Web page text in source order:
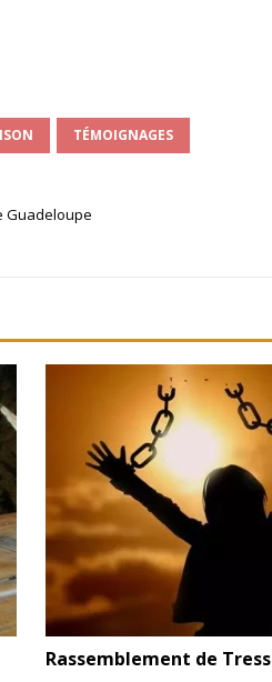
TÉMOIGNAGES
Guadeloupe
Rassemblement de